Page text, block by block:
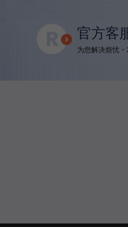
官方客
为您解决烦忧 -